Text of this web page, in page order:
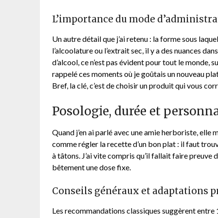
L’importance du mode
Un autre détail que j’ai retenu : la forme sous
l’alcoolature ou l’extrait sec, il y a des nuances
d’alcool, ce n’est pas évident pour tout le monde,
rappelé ces moments où je goûtais un nouveau
Bref, la clé, c’est de choisir un produit qui vous
Posologie, durée et
Quand j’en ai parlé avec une amie herboriste, elle
comme régler la recette d’un bon plat : il faut
à tâtons. J’ai vite compris qu’il fallait faire preuve
bêtement une dose fixe.
Conseils généraux et adaptations
Les recommandations classiques suggèrent